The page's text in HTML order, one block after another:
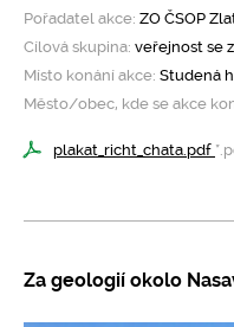
Soutěže
Fotogalerie
Pořadatel akce: ZO ČSOP
Cílová skupina: veřejnost se
Místo konání akce: Studená
Město/obec, kde se akce
plakat_richt_chata.pdf
Za geologií okolo